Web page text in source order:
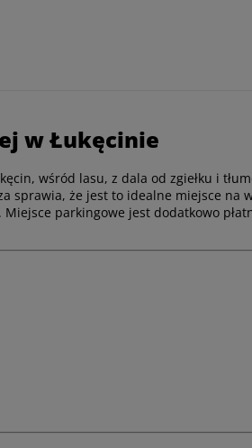
w Łukęcinie
wśród lasu, z dala od zgiełku i
sprawia, że jest to idealne miejsce
parkingowe jest dodatkowo